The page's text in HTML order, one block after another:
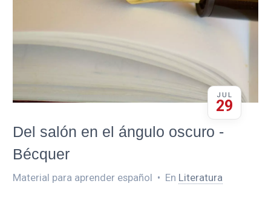
JUL
29
Del salón en el ángulo oscuro -
Bécquer
Material para aprender español • En Literatura